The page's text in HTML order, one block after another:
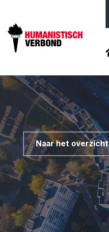
Naar het overzicht